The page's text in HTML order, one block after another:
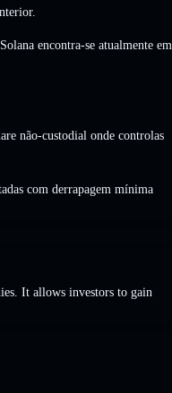
encontra-se atualmente em
não-custodial onde controlas
com derrapagem mínima
It allows investors to gain